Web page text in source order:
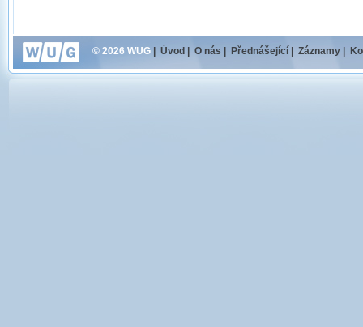
© 2026 WUG Úvod O nás Přednášející Záznamy